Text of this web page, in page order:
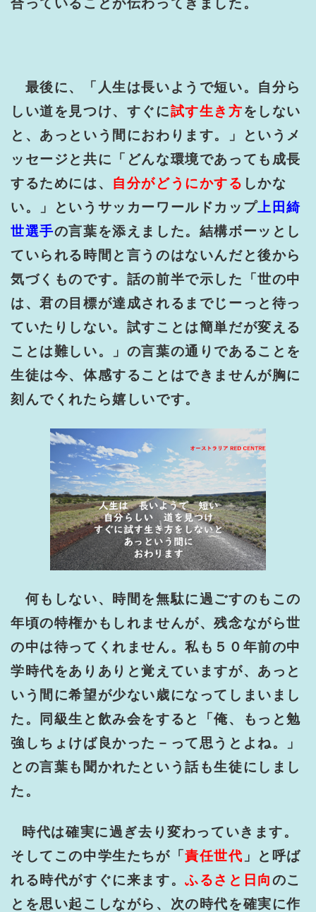
合っていることが伝わってきました。
最後に、「人生は長いようで短い。自分ら
しい道を見つけ、すぐに試す生き方をしない
と、あっという間におわります。」というメ
ッセージと共に「どんな環境であっても成長
するためには、 自分がどうにかする しかな
い。」というサッカーワールドカップ上田綺
世選手の言葉を添えました。結構ボーッとし
ていられる時間と言うのはないんだと後から
気づくものです。話の前半で示した「世の中
は、君の目標が達成されるまでじーっと待っ
ていたりしない。試すことは簡単だが変える
ことは難しい。」の言葉の通りであることを
生徒は今、体感することはできませんが胸に
刻んでくれたら嬉しいです。
何もしない、時間を無駄に過ごすのもこの
年頃の特権かもしれませんが、残念ながら世
の中は待ってくれません。私も５０年前の中
学時代をありありと覚えていますが、あっと
いう間に希望が少ない歳になってしまいまし
た。同級生と飲み会をすると「俺、もっと勉
強しちょけば良かった－って思うとよね。」
との言葉も聞かれたという話も生徒にしまし
た。
時代は確実に過ぎ去り変わっていきます。
そしてこの中学生たちが「責任世代 」と呼ば
れる時代がすぐに来ます。ふるさと日向のこ
とを思い起こしながら、次の時代を確実に作